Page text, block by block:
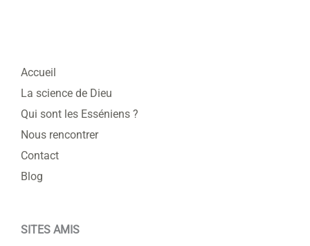
Accueil
La science de Dieu
Qui sont les Esséniens ?
Nous rencontrer
Contact
Blog
SITES AMIS